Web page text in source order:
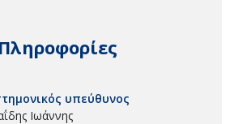
Πληροφορίες
υπεύθυνος
Ιωάννης